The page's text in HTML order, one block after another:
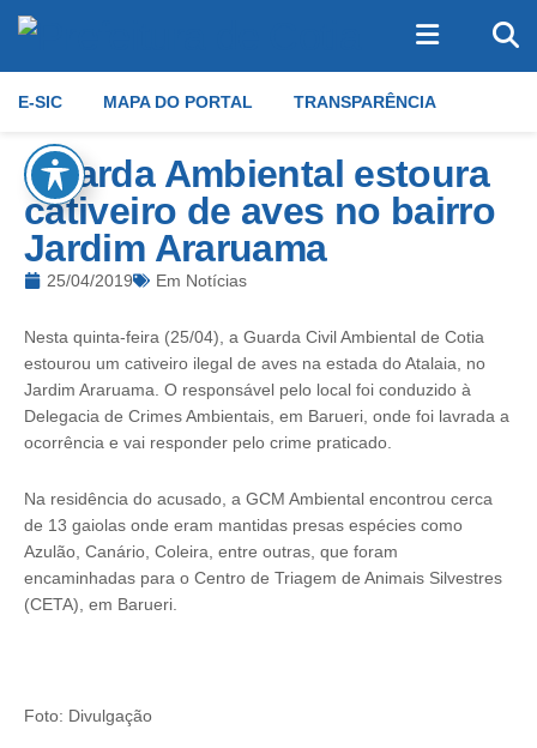
E-SIC MAPA DO PORTAL TRANSPARÊNCIA
Guarda Ambiental estoura
cativeiro de aves no bairro
Jardim Araruama
25/04/2019 Em Notícias
Nesta quinta-feira (25/04), a Guarda Civil Ambiental de Cotia
estourou um cativeiro ilegal de aves na estada do Atalaia, no
Jardim Araruama. O responsável pelo local foi conduzido à
Delegacia de Crimes Ambientais, em Barueri, onde foi lavrada a
ocorrência e vai responder pelo crime praticado.
Na residência do acusado, a GCM Ambiental encontrou cerca
de 13 gaiolas onde eram mantidas presas espécies como
Azulão, Canário, Coleira, entre outras, que foram
encaminhadas para o Centro de Triagem de Animais Silvestres
(CETA), em Barueri.
Foto: Divulgação